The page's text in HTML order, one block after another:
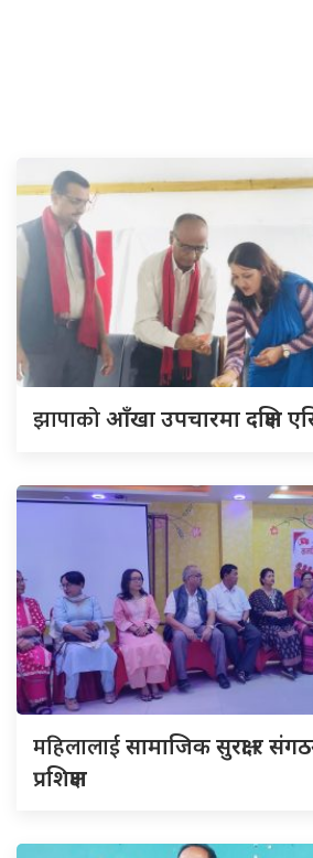
झापाकोआँखा उपचारमा दक्षिण
महिलालाईसामाजिक सुरक्षा र
प्रशिक्षण